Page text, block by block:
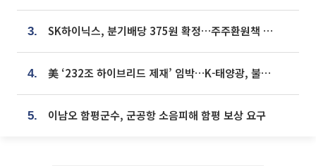
3. SK하이닉스, 분기배당 375원 확정…주주환원책 9월로 앞당겨 발표
4. 美 ‘232조 하이브리드 제재’ 임박…K-태양광, 불확실성 털고 날개 다나
5. 이남오 함평군수, 군공항 소음피해 함평 보상 요구